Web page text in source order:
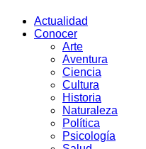
Actualidad
Conocer
Arte
Aventura
Ciencia
Cultura
Historia
Naturaleza
Política
Psicología